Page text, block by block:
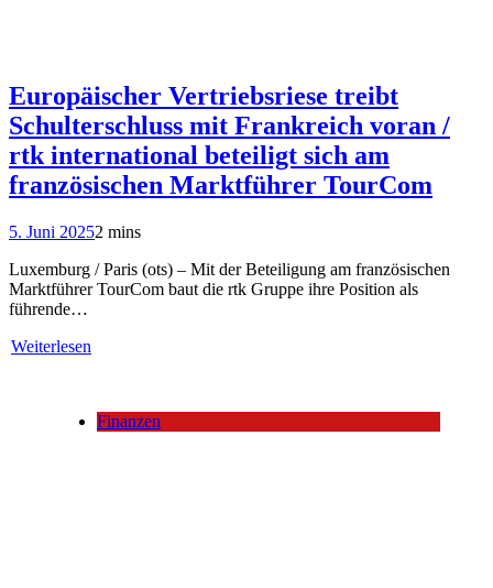
Europäischer Vertriebsriese treibt
Schulterschluss mit Frankreich voran /
rtk international beteiligt sich am
französischen Marktführer TourCom
5. Juni 20252 mins
Luxemburg / Paris (ots) – Mit der Beteiligung am französischen
Marktführer TourCom baut die rtk Gruppe ihre Position als
führende…
Weiterlesen
Finanzen